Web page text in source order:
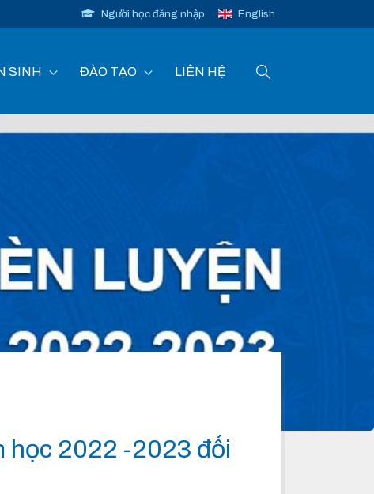
Người học đăng nhập English
SINH ĐÀO TẠO LIÊN HỆ
học 2022 -2023 đối